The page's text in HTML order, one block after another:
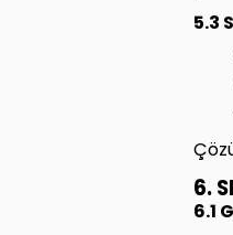
5.3
6.
6.1